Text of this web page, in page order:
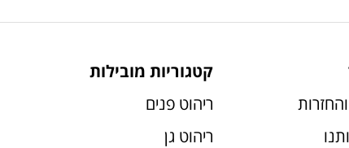
קטגוריות מובילות
ריהוט פנים
ריהוט גן